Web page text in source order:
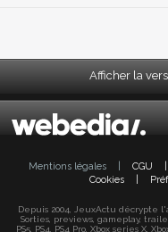
Afficher la
Mentions légales CGU
Cookies
Depuis 2004, JeuxActu décrypte
Sorties, previews, gameplay,
PS5, PS4, PS4 Pro, Xbox series X,